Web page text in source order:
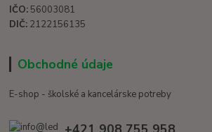
IČO: 56003081
DIČ: 2122156135
Obchodné údaje
E-shop - školské a kancelárske potreby